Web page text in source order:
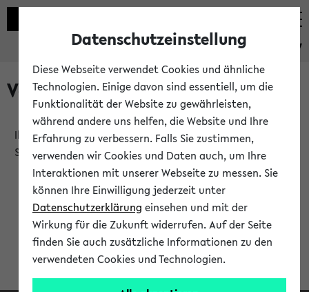
eKVV
Verlauf
Ihr Verlauf ist leer. Er wird sich im Verlauf Ihrer eKVV
Sitzung füllen.
Datenschutzeinstellung
Diese Webseite verwendet Cookies und ähnliche
Technologien. Einige davon sind essentiell, um die
Funktionalität der Website zu gewährleisten,
während andere uns helfen, die Website und Ihre
Erfahrung zu verbessern. Falls Sie zustimmen,
verwenden wir Cookies und Daten auch, um Ihre
Interaktionen mit unserer Webseite zu messen. Sie
können Ihre Einwilligung jederzeit unter
Datenschutzerklärung einsehen und mit der
Wirkung für die Zukunft widerrufen. Auf der Seite
finden Sie auch zusätzliche Informationen zu den
verwendeten Cookies und Technologien.